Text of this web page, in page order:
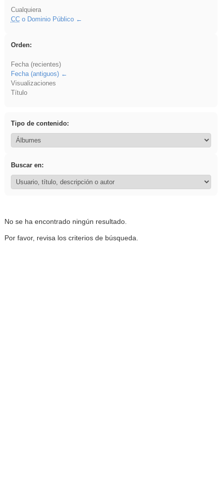
Cualquiera
CCo Dominio Público
Orden:
Fecha (recientes)
Fecha (antiguos)
Visualizaciones
Título
Tipo de contenido:
Buscar en:
No se ha encontrado ningún resultado.
Por favor, revisa los criterios de búsqueda.